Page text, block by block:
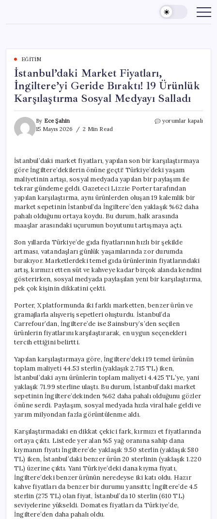
content
EĞITIM
İstanbul’daki Market Fiyatları,
İngiltere’yi Geride Bıraktı! 19 Ürünlük
Karşılaştırma Sosyal Medyayı Salladı
By Ece Şahin
15 Mayıs 2026
2 Min Read
İstanbul’daki
Bıraktı!
19
Ürünlük
Karşılaştırma
Sosyal
Medyayı
Salladı
için
yorumlar kapalı
İstanbul’daki market fiyatları, yapılan son bir karşılaştırmaya
göre İngiltere’dekilerin önüne geçti! Türkiye’deki yaşam
maliyetinin artışı, sosyal medyada yapılan bir paylaşım ile
tekrar gündeme geldi. Gazeteci Lizzie Porter tarafından
yapılan karşılaştırma, aynı ürünlerden oluşan 19 kalemlik bir
market sepetinin İstanbul’da İngiltere’den yaklaşık %62 daha
pahalı olduğunu ortaya koydu. Bu durum, halk arasında
maaşlar arasındaki uçurumun boyutunu tartışmaya açtı.
Son yıllarda Türkiye’de gıda fiyatlarının hızlı bir şekilde
artması, vatandaşları günlük yaşamlarında zor durumda
bırakıyor. Marketlerdeki temel gıda ürünlerinin fiyatlarındaki
artış, kırmızı etten süt ve kahveye kadar birçok alanda kendini
gösterirken, sosyal medyada paylaşılan yeni bir karşılaştırma,
pek çok kişinin dikkatini çekti.
Porter, X platformunda iki farklı marketten, benzer ürün ve
gramajlarla alışveriş sepetleri oluşturdu. İstanbul’da
Carrefour’dan, İngiltere’de ise Sainsbury’s’den seçilen
ürünlerin fiyatlarını karşılaştırarak, en uygun seçenekleri
tercih ettiğini belirtti.
Yapılan karşılaştırmaya göre, İngiltere’deki 19 temel ürünün
toplam maliyeti 44.53 sterlin (yaklaşık 2.715 TL) iken,
İstanbul’daki aynı ürünlerin toplam maliyeti 4.425 TL’ye, yani
yaklaşık 71.99 sterline ulaştı. Bu durum, İstanbul’daki market
sepetinin İngiltere’dekinden %62 daha pahalı olduğunu gözler
önüne serdi. Paylaşım, sosyal medyada hızla viral hale geldi ve
yarım milyondan fazla görüntülenme aldı.
Karşılaştırmadaki en dikkat çekici fark, kırmızı et fiyatlarında
ortaya çıktı. Listede yer alan %5 yağ oranına sahip dana
kıymanın fiyatı İngiltere’de yaklaşık 9.50 sterlin (yaklaşık 580
TL) iken, İstanbul’daki benzer ürün 20 sterlinin (yaklaşık 1.220
TL) üzerine çıktı. Yani Türkiye’deki dana kıyma fiyatı,
İngiltere’deki benzer ürünün neredeyse iki katı oldu. Hazır
kahve fiyatları da benzer bir durumu yansıttı; İngiltere’de 4.5
sterlin (275 TL) olan fiyat, İstanbul’da 10 sterlin (610 TL)
seviyelerine yükseldi. Domates fiyatları da Türkiye’de,
İngiltere’den daha pahalı oldu.